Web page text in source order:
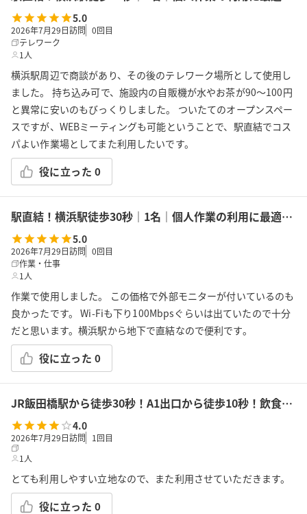
5.0
2026年7月29日訪問 0回目
テレワーク
1人
横浜駅周辺で商談があり、その後のテレワーク場所として使用し
ました。 持ち込み可で、施設内の自販機が水やお茶が90〜100円
と異常に安いのもびっくりしました。 ついたてのオープンスペー
スですが、WEBミーティングも可能ということで、駅直結でコス
パよい作業場としてまた利用したいです。
役に立った 0
駅直結！横浜駅徒歩30秒｜1名｜個人作業の利用に最適！エキニア横浜｜5階ハマポート「コワーキングスペース」A
5.0
2026年7月29日訪問 0回目
作業・仕事
1人
作業で使用しました。 この価格で外部モニターが付いているのも
良かったです。 Wi-Fiも下り100Mbpsぐらいは出ていたので十分
だと思います。横浜駅から地下で直結なので便利です。
役に立った 0
JR飯田橋駅から徒歩30秒！A1出口から徒歩10秒！飲食持込可!高速Wi-Fi!会議/ボドゲ/推し活/女子会/サロン/控室などで利用可能!貸会議室KS6飯田橋★
4.0
2026年7月29日訪問 1 回目
1人
とても利用しやすい立地なので、また利用させていただきます。
役に立った 0